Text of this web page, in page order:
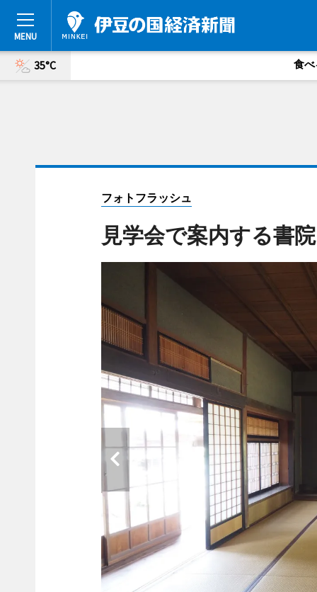
35°C 食べ
フォトフラッシュ
見学会で案内する書院